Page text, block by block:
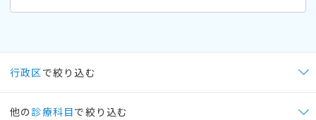
行政区で絞り込む
他の 診療科目で絞り込む